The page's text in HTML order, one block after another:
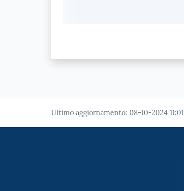
Ultimo aggiornamento: 08-10-2024 11:01